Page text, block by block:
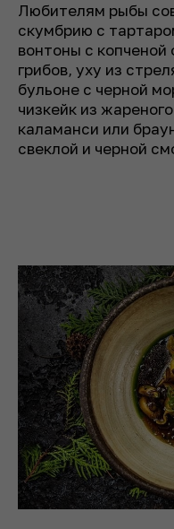
Любителям рыбы
скумбрию с
вонтоны с копченой
грибов, уху из
бульоне с черной
чизкейк из
каламанси или
свеклой и черной